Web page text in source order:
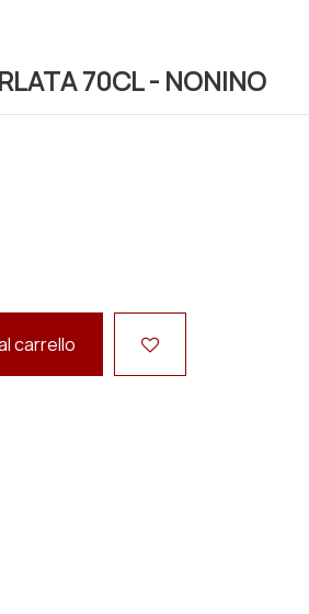
70CL - NONINO
carrello